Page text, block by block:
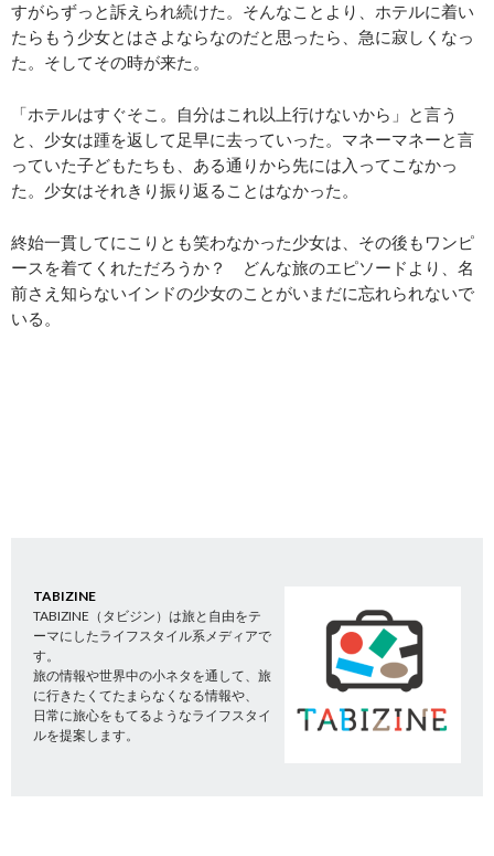
すがらずっと訴えられ続けた。そんなことより、ホテルに着い
たらもう少女とはさよならなのだと思ったら、急に寂しくなっ
た。そしてその時が来た。
「ホテルはすぐそこ。自分はこれ以上行けないから」と言う
と、少女は踵を返して足早に去っていった。マネーマネーと言
っていた子どもたちも、ある通りから先には入ってこなかっ
た。少女はそれきり振り返ることはなかった。
終始一貫してにこりとも笑わなかった少女は、その後もワンピ
ースを着てくれただろうか？ どんな旅のエピソードより、名
前さえ知らないインドの少女のことがいまだに忘れられないで
いる。
TABIZINE
TABIZINE（タビジン）は旅と自由をテ
ーマにしたライフスタイル系メディアで
す。
旅の情報や世界中の小ネタを通して、旅
に行きたくてたまらなくなる情報や、
日常に旅心をもてるようなライフスタイ
ルを提案します。